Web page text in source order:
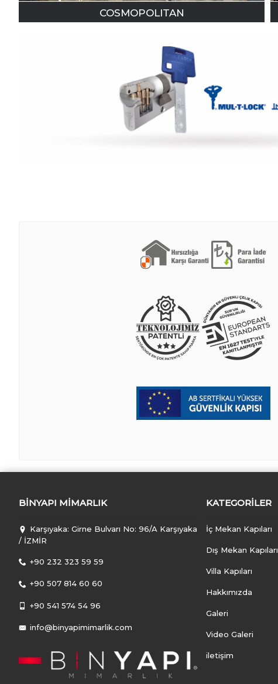
COSMOPOLITAN
BINYAPI MIMARLIK
Karşıyaka: Girne Bulvarı No: 96/A Karşıyaka
/ İZMİR
+90 232 323 59 59
+90 507 814 60 60
+90 541 574 54 96
info@binyapimimarlik.com
KATEGORILER
İç Mekan Kapıları
Dış Mekan Kapıları
Villa Kapıları
Hakkımızda
Galeri
Video Galeri
iletişim